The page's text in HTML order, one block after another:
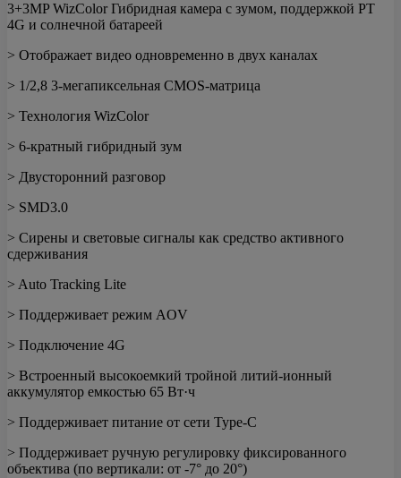
3+3MP WizColor Гибридная камера с зумом, поддержкой PT
4G и солнечной батареей
> Отображает видео одновременно в двух каналах
> 1/2,8 3-мегапиксельная CMOS-матрица
> Технология WizColor
> 6-кратный гибридный зум
> Двусторонний разговор
> SMD3.0
> Сирены и световые сигналы как средство активного
сдерживания
> Auto Tracking Lite
> Поддерживает режим AOV
> Подключение 4G
> Встроенный высокоемкий тройной литий-ионный
аккумулятор емкостью 65 Вт·ч
> Поддерживает питание от сети Type-C
> Поддерживает ручную регулировку фиксированного
объектива (по вертикали: от -7° до 20°)